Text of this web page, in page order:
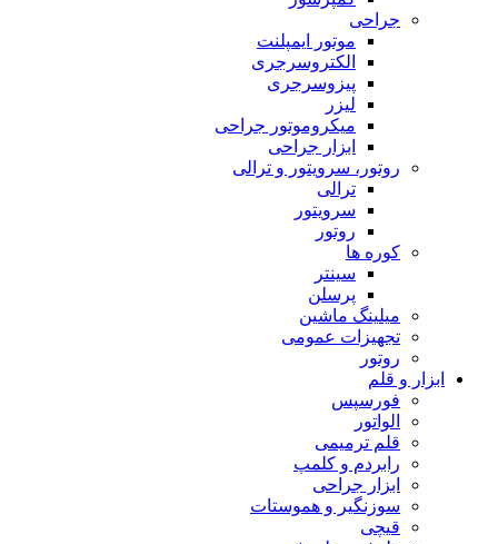
جراحی
موتور ایمپلنت
الکتروسرجری
پیزوسرجری
لیزر
میکروموتور جراحی
ابزار جراحی
روتور، سرویتور و ترالی
ترالی
سرویتور
روتور
کوره ها
سینتر
پرسلن
میلینگ ماشین
تجهیزات عمومی
روتور
ابزار و قلم
فورسپس
الواتور
قلم ترمیمی
رابردم و کلمپ
ابزار جراحی
سوزنگیر و هموستات
قیچی